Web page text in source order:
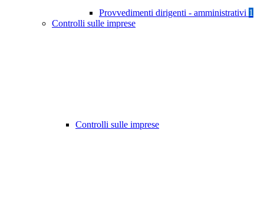
Provvedimenti dirigenti - amministrativi 1
Controlli sulle imprese
Controlli sulle imprese